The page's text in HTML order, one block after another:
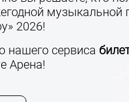
музыкальной
2026!
нашего сервиса
Арена!